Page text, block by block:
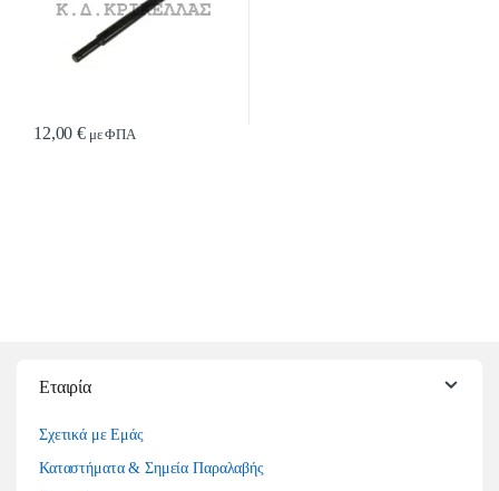
12,00€ με ΦΠΑ
Εταιρία
Σχετικά με Εμάς
Καταστήματα & Σημεία Παραλαβής